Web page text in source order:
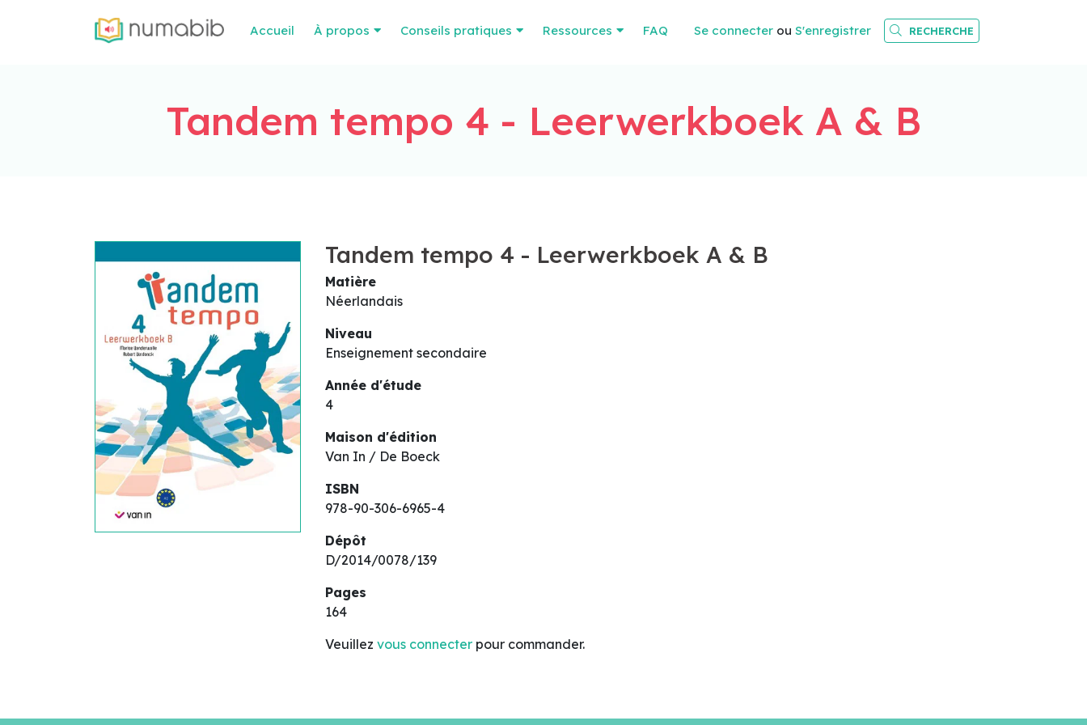
Accueil À propos Conseils pratiques Ressources FAQ Se connecter ou S'enregistrer RECHERCHE
Tandem tempo 4 - Leerwerkboek A & B
Tandem tempo 4 - Leerwerkboek A & B
Matière
Néerlandais
Niveau
Enseignement secondaire
Année d'étude
4
Maison d'édition
Van In / De Boeck
ISBN
978-90-306-6965-4
Dépôt
D/2014/0078/139
Pages
164
Veuillez vous connecter pour commander.